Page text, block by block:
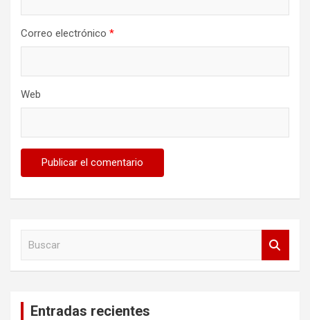
Correo electrónico *
Web
Entradas recientes